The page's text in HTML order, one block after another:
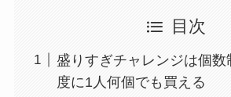
目次
盛りすぎチャレンジは個数
度に1人何個でも買える